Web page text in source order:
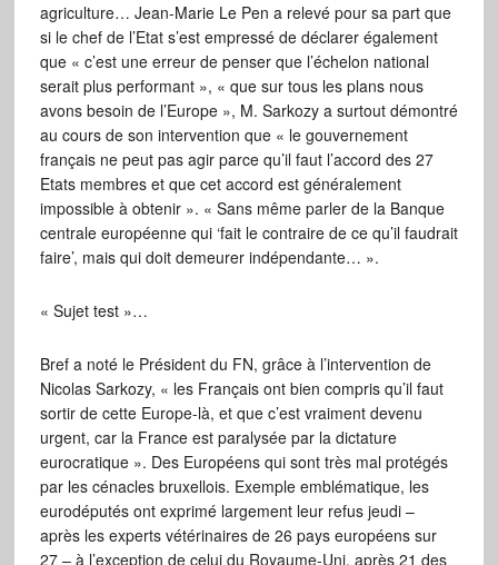
agriculture… Jean-Marie Le Pen a relevé pour sa part que
si le chef de l’Etat s’est empressé de déclarer également
que « c’est une erreur de penser que l’échelon national
serait plus performant », « que sur tous les plans nous
avons besoin de l’Europe », M. Sarkozy a surtout démontré
au cours de son intervention que « le gouvernement
français ne peut pas agir parce qu’il faut l’accord des 27
Etats membres et que cet accord est généralement
impossible à obtenir ». « Sans même parler de la Banque
centrale européenne qui ‘fait le contraire de ce qu’il faudrait
faire’, mais qui doit demeurer indépendante… ».
« Sujet test »…
Bref a noté le Président du FN, grâce à l’intervention de
Nicolas Sarkozy, « les Français ont bien compris qu’il faut
sortir de cette Europe-là, et que c’est vraiment devenu
urgent, car la France est paralysée par la dictature
eurocratique ». Des Européens qui sont très mal protégés
par les cénacles bruxellois. Exemple emblématique, les
eurodéputés ont exprimé largement leur refus jeudi –
après les experts vétérinaires de 26 pays européens sur
27 – à l’exception de celui du Royaume-Uni, après 21 des